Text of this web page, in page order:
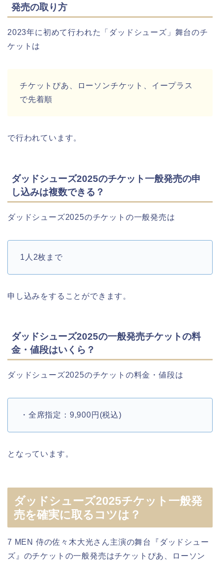
発売の取り方
2023年に初めて行われた「ダッドシューズ」舞台のチ
ケットは
チケットぴあ、ローソンチケット、イープラス
で先着順
で行われています。
ダッドシューズ2025のチケット一般発売の申
し込みは複数できる？
ダッドシューズ2025のチケットの一般発売は
1人2枚まで
申し込みをすることができます。
ダッドシューズ2025の一般発売チケットの料
金・値段はいくら？
ダッドシューズ2025のチケットの料金・値段は
・全席指定：9,900円(税込)
となっています。
ダッドシューズ2025チケット一般発
売を確実に取るコツは？
7 MEN 侍の佐々木大光さん主演の舞台『ダッドシュー
ズ』のチケットの一般発売はチケットぴあ、ローソン